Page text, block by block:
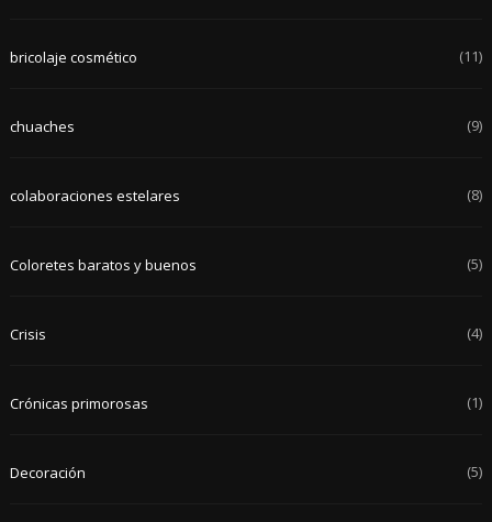
bricolaje cosmético (11)
chuaches (9)
colaboraciones estelares (8)
Coloretes baratos y buenos (5)
Crisis (4)
Crónicas primorosas (1)
Decoración (5)